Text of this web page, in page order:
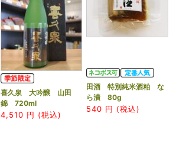
喜久泉 大吟醸 山田
錦 720ml
4,510 円 (税込)
田酒 特別純米酒粕 な
ら漬 80g
540 円 (税込)